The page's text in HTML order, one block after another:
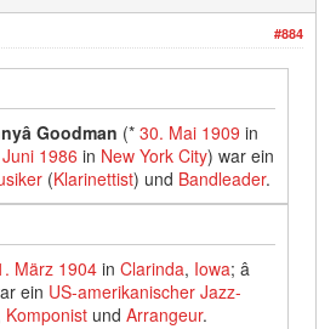
#884
Goodman (*30. Mai 1909 in
1986 in New York City) war ein
(Klarinettist) und Bandleader.
März 1904 inClarinda, Iowa; â
ein US-amerikanischer Jazz-
Komponist undArrangeur.